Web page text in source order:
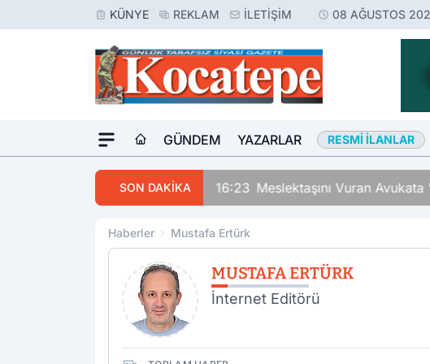
KÜNYE REKLAM İLETIŞIM 08 AĞUSTOS
GÜNDEM YAZARLAR RESMI İLANLAR
SON DAKİKA 16:23 Meslektaşını Vuran
Haberler Mustafa Ertürk
MUSTAFA ERTÜRK
İnternet Editörü